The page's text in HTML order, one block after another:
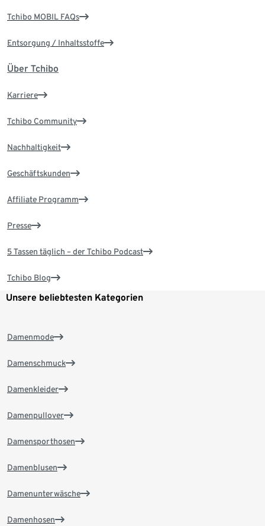
Tchibo MOBIL FAQs
Entsorgung / Inhaltsstoffe
Über Tchibo
Karriere
Tchibo Community
Nachhaltigkeit
Geschäftskunden
Affiliate Programm
Presse
5 Tassen täglich – der Tchibo Podcast
Tchibo Blog
Unsere beliebtesten Kategorien
Damenmode
Damenschmuck
Damenkleider
Damenpullover
Damensporthosen
Damenblusen
Damenunterwäsche
Damenhosen